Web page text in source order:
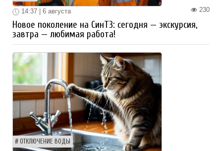
230
14:37 | 6 августа
Новое поколение на СинТЗ: сегодня — экскурсия,
завтра — любимая работа!
ОТКЛЮЧЕНИЕ ВОДЫ